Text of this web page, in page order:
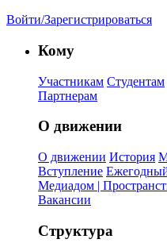
Войти/Зарегистрироваться
Кому
Участникам Студентам
Партнерам
О движении
О движении История
Вступление
Медиадом |
Вакансии
Структура